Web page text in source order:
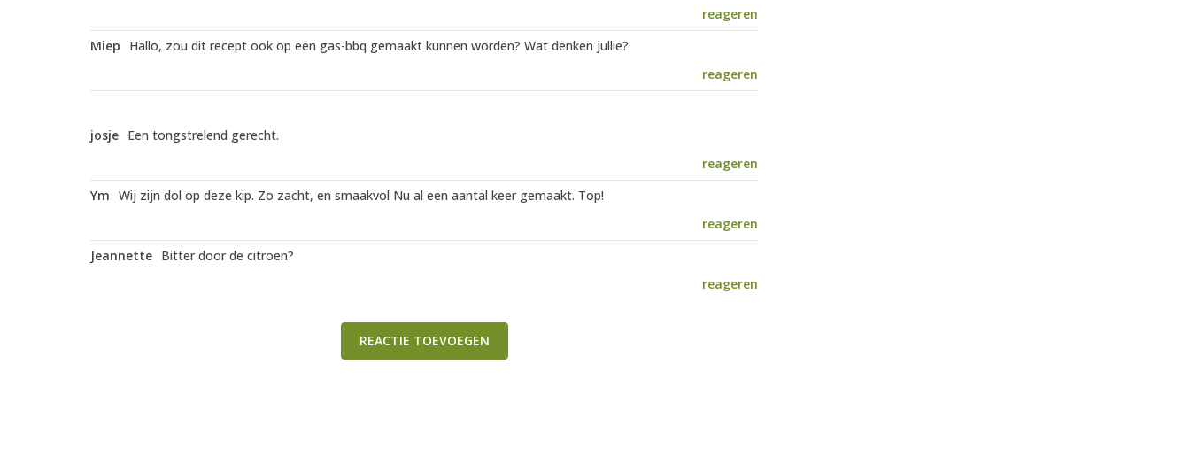
reageren
Miep
Hallo, zou dit recept ook op een gas-bbq gemaakt kunnen worden? Wat denken jullie?
reageren
josje Een tongstrelend gerecht.
reageren
Ym Wij zijn dol op deze kip. Zo zacht, en smaakvol Nu al een aantal keer gemaakt. Top!
reageren
Jeannette Bitter door de citroen?
reageren
REACTIE TOEVOEGEN